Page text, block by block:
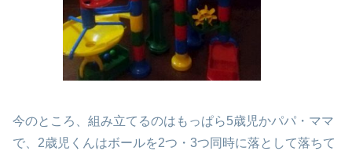
今のところ、組み立てるのはもっぱら5歳児かパパ・ママ
で、2歳児くんはボールを2つ・3つ同時に落として落ちて